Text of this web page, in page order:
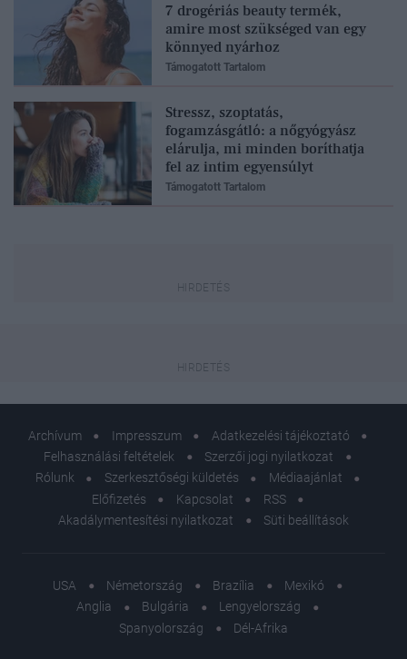
7 drogériás beauty termék,
amire most szükséged van egy
könnyed nyárhoz
Támogatott Tartalom
Stressz, szoptatás,
fogamzásgátló: a nőgyógyász
elárulja, mi minden boríthatja
fel az intim egyensúlyt
Támogatott Tartalom
Archívum Impresszum
Adatkezelési tájékoztató
Felhasználási feltételek
Szerzői jogi nyilatkozat
Rólunk
Szerkesztőségi küldetés
Médiaajánlat
Előfizetés
Kapcsolat
RSS
Akadálymentesítési nyilatkozat
Süti beállítások
USA Németország Brazília
Mexikó
Anglia
Bulgária
Lengyelország
Spanyolország
Dél-Afrika